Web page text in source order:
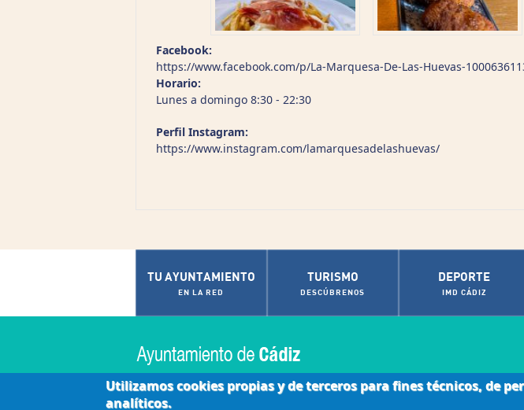
Facebook:
https://www.facebook.com/p/La-Marquesa-De-Las-Huevas-
Horario:
Lunes a domingo 8:30 - 22:30
Perfil Instagram:
https://www.instagram.com/lamarquesadelashuevas/
TU AYUNTAMIENTO
EN LA RED
TURISMO
DESCÚBRENOS
DEPORTE
IMD CÁDIZ
Accesibilidad
Utilizamos cookies propias y de terceros para fines técnicos, de
analíticos.